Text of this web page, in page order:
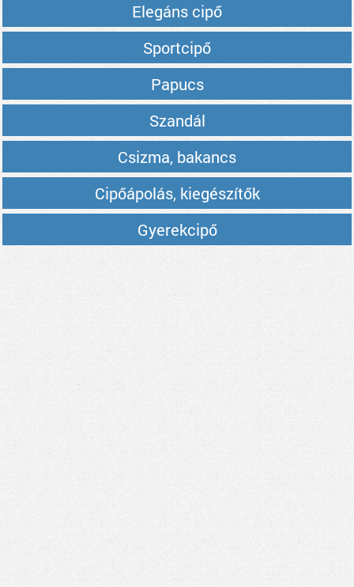
Elegáns cipő
Sportcipő
Papucs
Szandál
Csizma, bakancs
Cipőápolás, kiegészítők
Gyerekcipő